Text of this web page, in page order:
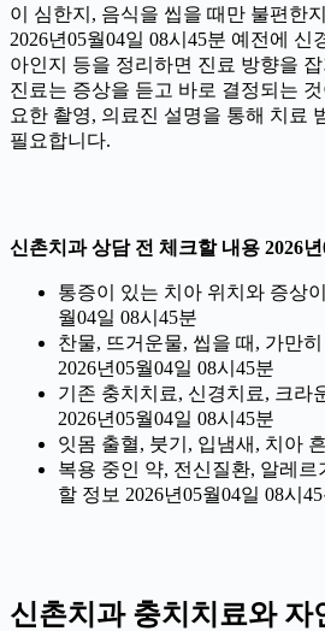
이 심한지, 음식을 씹을 때만 불편한
2026년05월04일 08시45분 예전에 신
아인지 등을 정리하면 진료 방향을
진료는 증상을 듣고 바로 결정되는
요한 촬영, 의료진 설명을 통해 치료
필요합니다.
신촌치과 상담 전 체크할 내용 2026
통증이 있는 치아 위치와 증상
월04일 08시45분
찬물, 뜨거운물, 씹을 때, 가만
2026년05월04일 08시45분
기존 충치치료, 신경치료, 크라
2026년05월04일 08시45분
잇몸 출혈, 붓기, 입냄새, 치아
복용 중인 약, 전신질환, 알레
할 정보 2026년05월04일 08시
신촌치과 충치치료와 자